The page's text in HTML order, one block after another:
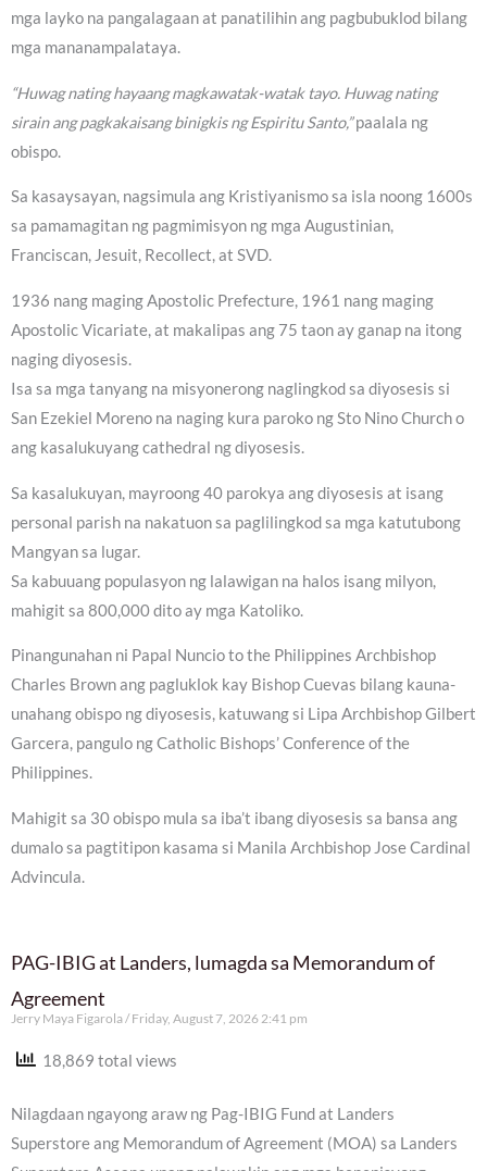
mga layko na pangalagaan at panatilihin ang pagbubuklod bilang
mga mananampalataya.
“Huwag nating hayaang magkawatak-watak tayo. Huwag nating
sirain ang pagkakaisang binigkis ng Espiritu Santo,”paalala ng
obispo.
Sa kasaysayan, nagsimula ang Kristiyanismo sa isla noong 1600s
sa pamamagitan ng pagmimisyon ng mga Augustinian,
Franciscan, Jesuit, Recollect, at SVD.
1936 nang maging Apostolic Prefecture, 1961 nang maging
Apostolic Vicariate, at makalipas ang 75 taon ay ganap na itong
naging diyosesis.
Isa sa mga tanyang na misyonerong naglingkod sa diyosesis si
San Ezekiel Moreno na naging kura paroko ng Sto Nino Church o
ang kasalukuyang cathedral ng diyosesis.
Sa kasalukuyan, mayroong 40 parokya ang diyosesis at isang
personal parish na nakatuon sa paglilingkod sa mga katutubong
Mangyan sa lugar.
Sa kabuuang populasyon ng lalawigan na halos isang milyon,
mahigit sa 800,000 dito ay mga Katoliko.
Pinangunahan ni Papal Nuncio to the Philippines Archbishop
Charles Brown ang pagluklok kay Bishop Cuevas bilang kauna-
unahang obispo ng diyosesis, katuwang si Lipa Archbishop Gilbert
Garcera, pangulo ng Catholic Bishops’ Conference of the
Philippines.
Mahigit sa 30 obispo mula sa iba’t ibang diyosesis sa bansa ang
dumalo sa pagtitipon kasama si Manila Archbishop Jose Cardinal
Advincula.
PAG-IBIG at Landers, lumagda sa Memorandum of
Agreement
Jerry Maya Figarola Friday, August 7, 2026 2:41 pm
18,869 total views
Nilagdaan ngayong araw ng Pag-IBIG Fund at Landers
Superstore ang Memorandum of Agreement (MOA) sa Landers